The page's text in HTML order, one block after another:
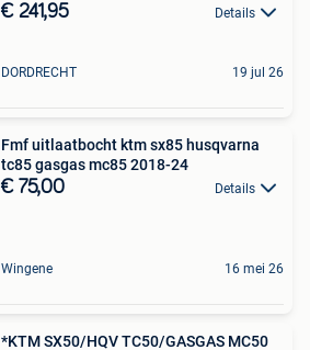
€ 241,95 Details
DORDRECHT 19 jul 26
Fmf uitlaatbocht ktm sx85 husqvarna
tc85 gasgas mc85 2018-24
€ 75,00 Details
Wingene 16 mei 26
*KTM SX50/HQV TC50/GASGAS MC50